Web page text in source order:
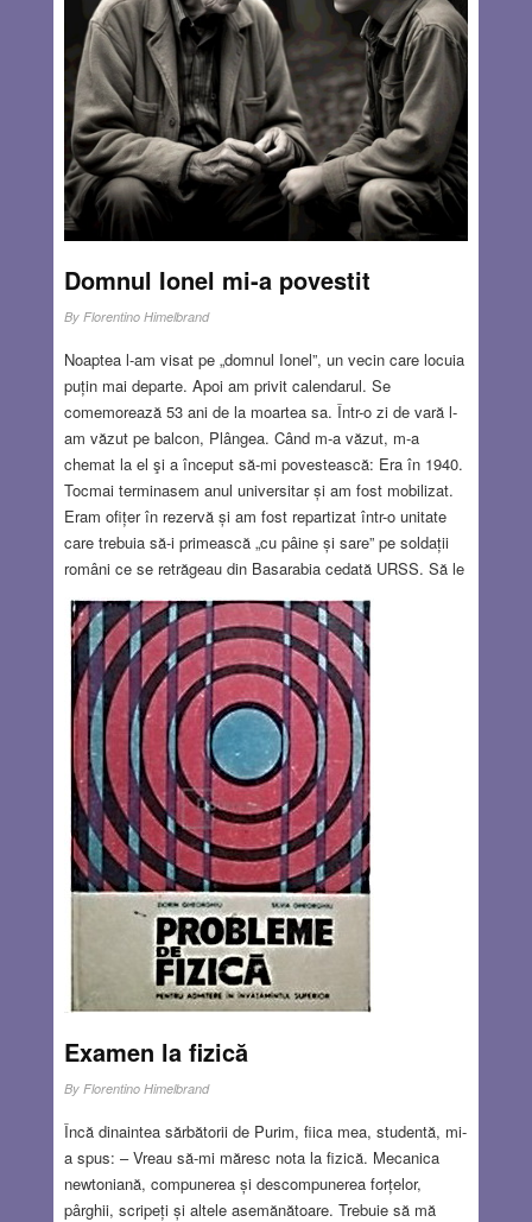
Domnul Ionel mi-a povestit
By Florentino Himelbrand
Noaptea l-am visat pe „domnul Ionel”, un vecin care locuia
puțin mai departe. Apoi am privit calendarul. Se
comemorează 53 ani de la moartea sa. Într-o zi de vară l-
am văzut pe balcon, Plângea. Când m-a văzut, m-a
chemat la el şi a început să-mi povestească: Era în 1940.
Tocmai terminasem anul universitar și am fost mobilizat.
Eram ofițer în rezervă și am fost repartizat într-o unitate
care trebuia să-i primească „cu pâine și sare” pe soldații
români ce se retrăgeau din Basarabia cedată URSS. Să le
ridicăm moralul. Nu știu exact ce s-a întâmplat în gara
Galați. Era un loc împrejmuit, un lagăr unde se adunaseră
câteva mii de persoane care doreau să se reîntoarcă la
familiile lor din Basarabia, dar soldații români, frustrați de
retragerea umilitoare și instigați de lozinci antisemite ca
„evreii comuniști”, i-au separat pe evrei și i-au măcelărit cu
focuri de armă, pe fundalul vagoanelor de tren. Speriat de
masacru, am fugit până în port. Am intrat în prima
cârciumă și am cerut o țuică. După vreo jumătate de oră,
un soldat necunoscut mi-a spus: – Domnu’ sublocotenent,
veniți să vedeți cum îi aruncă pe jidani în Dunăre.
more…
JUL 18, 2024
Examen la fizică
By Florentino Himelbrand
Încă dinaintea sărbătorii de Purim, fiica mea, studentă, mi-
a spus: – Vreau să-mi măresc nota la fizică. Mecanica
newtoniană, compunerea și descompunerea forțelor,
pârghii, scripeți și altele asemănătoare. Trebuie să mă